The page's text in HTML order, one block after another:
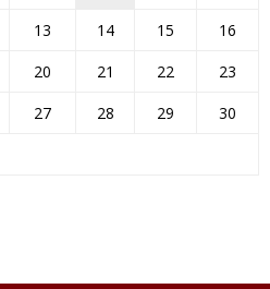
13 14 15
16
20 21 22
23
27 28 29
30